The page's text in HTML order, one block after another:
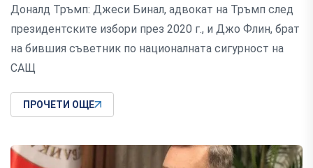
Доналд Тръмп: Джеси Бинал, адвокат на Тръмп след
президентските избори през 2020 г., и Джо Флин, брат
на бившия съветник по националната сигурност на
САЩ
ПРОЧЕТИ ОЩЕ